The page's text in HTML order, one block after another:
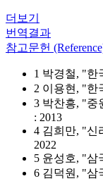
더보기
번역결과
참고문헌
1 박경철, "한
2 이용현, "한
3 박찬흥, "중
: 2013
4 김희만, "신
2022
5 윤성호, "삼
6 김덕원, "삼